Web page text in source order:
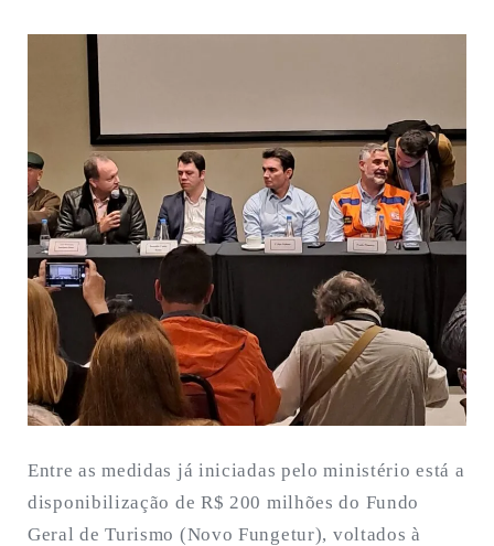
Entre as medidas já iniciadas pelo ministério está a
disponibilização de R$ 200 milhões do Fundo
Geral de Turismo (Novo Fungetur), voltados à